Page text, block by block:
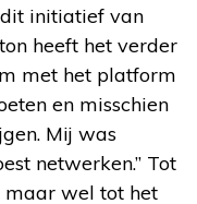
initiatief van
heeft het verder
met het platform
en misschien
Mij was
netwerken.” Tot
maar wel tot het